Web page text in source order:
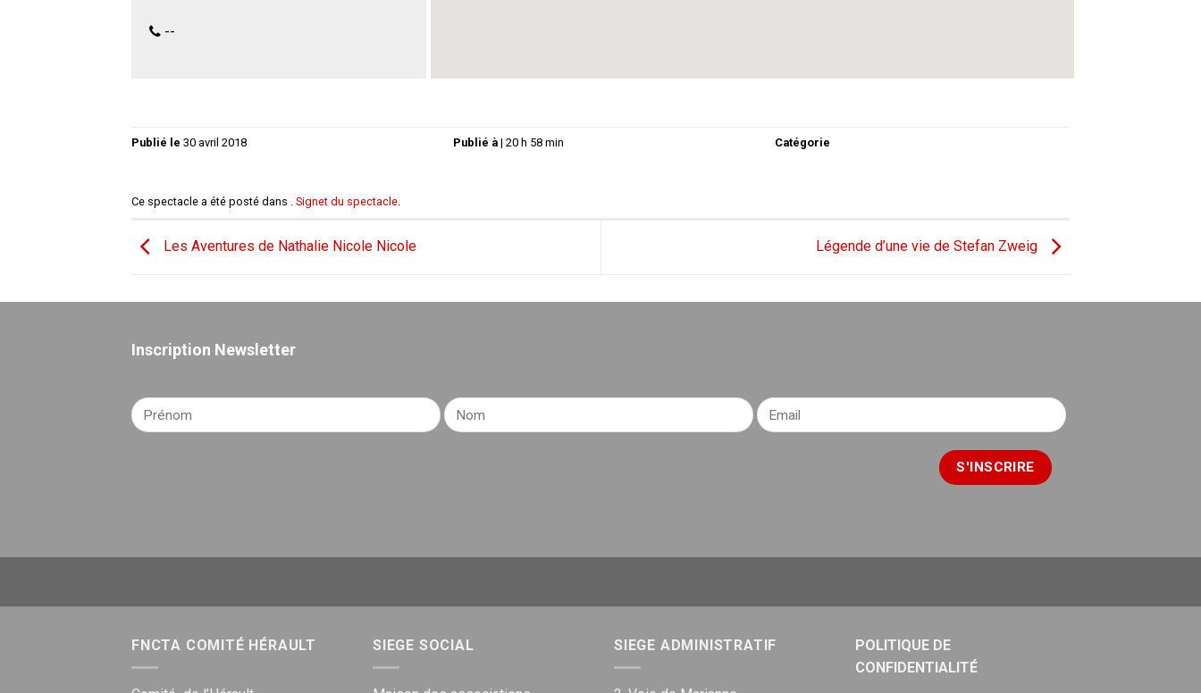
--
Publié le 30 avril 2018 Publié à | 20 h 58 min Catégorie
Ce spectacle a été posté dans . Signet du spectacle.
Les Aventures de Nathalie Nicole Nicole Légende d’une vie de Stefan Zweig
Inscription Newsletter
FNCTA COMITÉ HÉRAULT SIEGE SOCIAL SIEGE ADMINISTRATIF
POLITIQUE DE
CONFIDENTIALITÉ